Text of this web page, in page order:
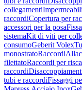
collegamenti
raccordiCopertura per
accessori per la posa
sistemaKit di viti per
consumoGeberit Volex
monostratoRaccordi
filettatoRaccordi per
raccordi
tubi e raccordiFissaggi